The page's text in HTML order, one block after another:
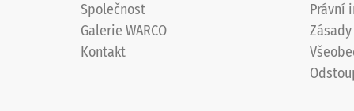
moderní
architektuře
i
-
škály
Společnost
Galerie WARCO
Kontakt
Právní